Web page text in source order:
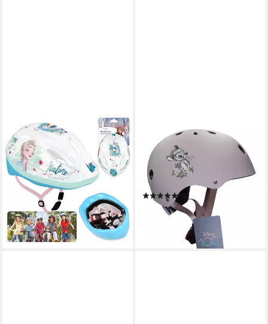
SARCIA.EU
Kinderfahrradhelm Die
Eiskönigin Elsa Anna Olaf
Kinderfahrradhelm,für
Mädchen,52-56 cm
25,99 €
lieferbar - in 3-4 Werktagen bei dir
SEVEN POLSKA
Kinderfahrradhelm Disney
"Bambi - D100", Roller Blades,
Skater, 52-56cm, ab ca. 6
Jahre
(1)
39,95 € 49,95 €
lieferbar - in 5-6 Werktagen bei dir